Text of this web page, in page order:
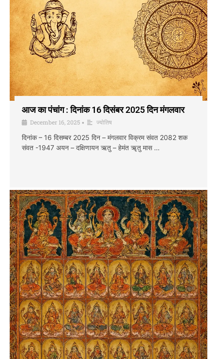
आज का पंचांग : दिनांक 16 दिसंबर 2025 दिन मंगलवार
December 16, 2025 • ज्योतिष
दिनांक – 16 दिसम्बर 2025 दिन – मंगलवार विक्रम संवत 2082 शक
संवत -1947 अयन – दक्षिणायन ऋतु – हेमंत ॠतु मास …